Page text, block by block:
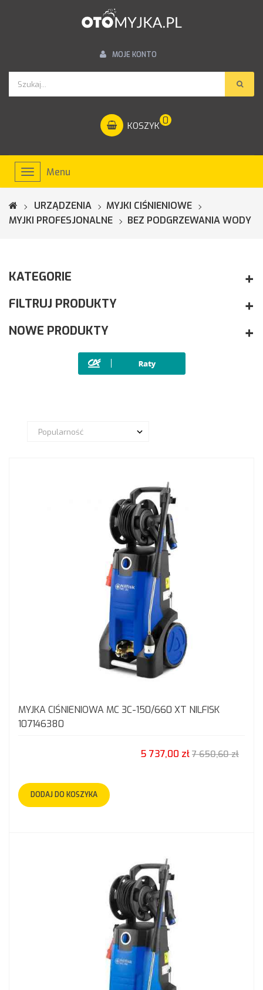
MOJE KONTO
KOSZYK 0
Toggle
navigation
Menu
URZĄDZENIA
MYJKI CIŚNIENIOWE
MYJKI PROFESJONALNE
BEZ PODGRZEWANIA WODY
KATEGORIE
FILTRUJ PRODUKTY
NOWE PRODUKTY
MYJKA CIŚNIENIOWA MC 3C-150/660 XT NILFISK
107146380
5 737,00 zł 7 650,60 zł
DODAJ DO KOSZYKA